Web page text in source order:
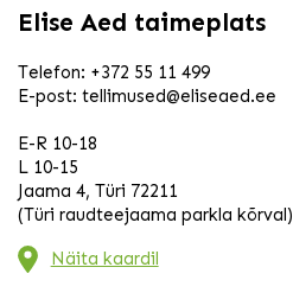
Elise Aed taimeplats
Telefon: +372 55 11 499
E-post: tellimused@eliseaed.ee
E-R 10-18
L 10-15
Jaama 4, Türi 72211
(Türi raudteejaama parkla kõrval)
Näita kaardil